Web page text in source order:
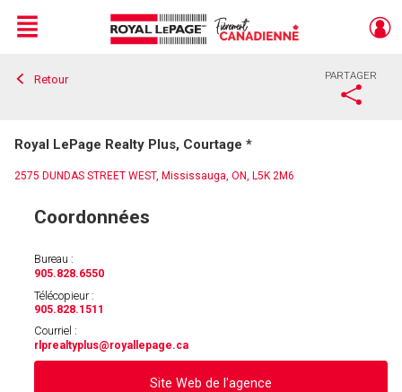
Live
En Direct
Menu
Retour PARTAGER
Royal LePage Realty Plus, Courtage *
2575 DUNDAS STREET WEST, Mississauga, ON, L5K 2M6
Coordonnées
Bureau :
905.828.6550
Télécopieur :
905.828.1511
Courriel :
rlprealtyplus@royallepage.ca
Site Web de l'agence